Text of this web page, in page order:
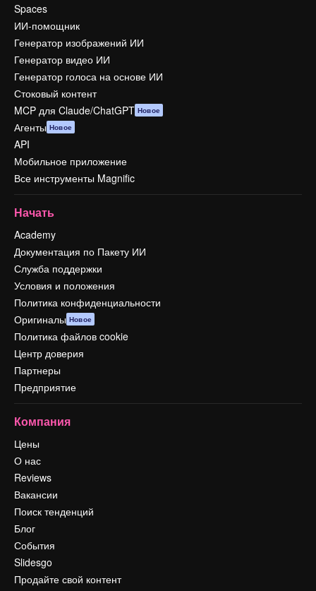
Spaces
ИИ-помощник
Генератор изображений ИИ
Генератор видео ИИ
Генератор голоса на основе ИИ
Стоковый контент
MCP для Claude/ChatGPT Новое
Агенты Новое
API
Мобильное приложение
Все инструменты Magnific
Начать
Academy
Документация по Пакету ИИ
Служба поддержки
Условия и положения
Политика конфиденциальности
Оригиналы Новое
Политика файлов cookie
Центр доверия
Партнеры
Предприятие
Компания
Цены
О нас
Reviews
Вакансии
Поиск тенденций
Блог
События
Slidesgo
Продайте свой контент